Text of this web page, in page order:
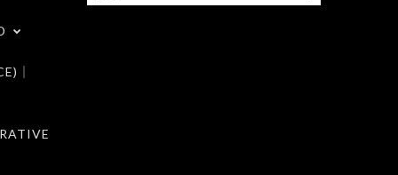
｜
尋